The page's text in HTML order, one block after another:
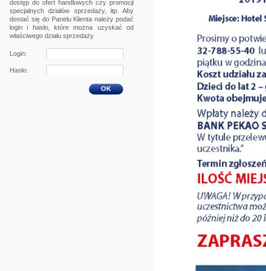
dostęp do ofert handlowych czy promocji
specjalnych działów sprzedaży, itp. Aby
dostać się do Panelu Klienta należy podać
login i hasło, które można uzyskać od
właściwego działu sprzedaży
Login:
Hasło:
OK